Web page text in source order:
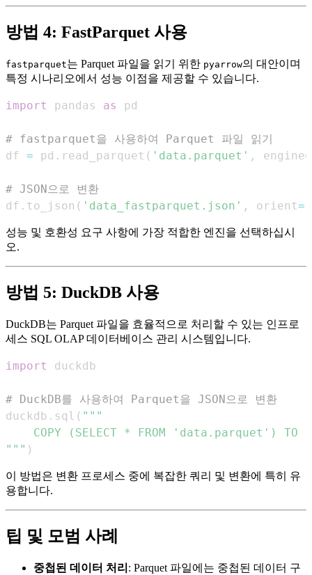
방법 4: FastParquet 사용
fastparquet는 Parquet 파일을 읽기 위한 pyarrow의 대안이며
특정 시나리오에서 성능 이점을 제공할 수 있습니다.
import pandas as
# fastparquet을 사용하여 Parquet 파일 읽기
df = pd . read_parquet ( 'data.parquet' , engine=
# JSON으로 변환
df . to_json ( 'data_fastparquet.json' , orient=
성능 및 호환성 요구 사항에 가장 적합한 엔진을 선택하십시
오.
방법 5: DuckDB 사용
DuckDB는 Parquet 파일을 효율적으로 처리할 수 있는 인프로
세스 SQL OLAP 데이터베이스 관리 시스템입니다.
import
# DuckDB를 사용하여 Parquet을 JSON으로 변환
duckdb . sql (
""" )
이 방법은 변환 프로세스 중에 복잡한 쿼리 및 변환에 특히 유
용합니다.
팁 및 모범 사례
중첩된 데이터 처리 : Parquet 파일에는 중첩된 데이터 구